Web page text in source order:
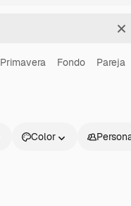
Primavera Fondo Pareja
Color